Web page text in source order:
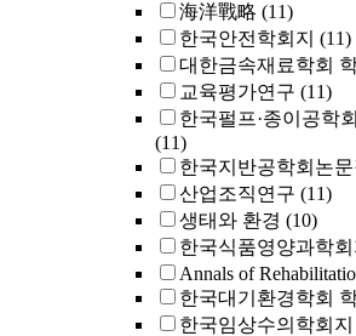
海洋戰略 (11)
한국안전학회지 (11)
대한금속재료학회
교육평가연구 (11)
한국펄프·종이공학
(11)
한국지반공학회논문
산업조직연구 (11)
생태와 환경 (10)
한국식품영양과학회
Annals of
한국대기환경학회
한국임상수의학회지